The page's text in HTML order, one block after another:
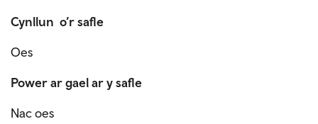
Cynllun o’r safle
Oes
Power ar gael ar y safle
Nac oes